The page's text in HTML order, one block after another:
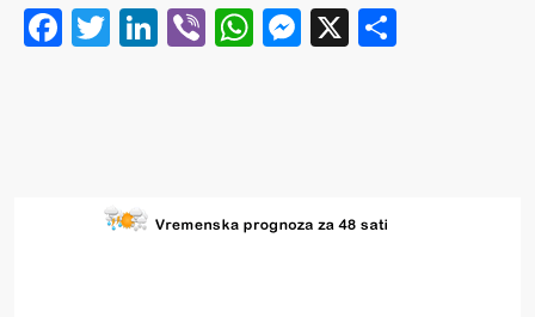
Facebook
Twitter
LinkedIn
ViberWhatsApp
Messenger
X